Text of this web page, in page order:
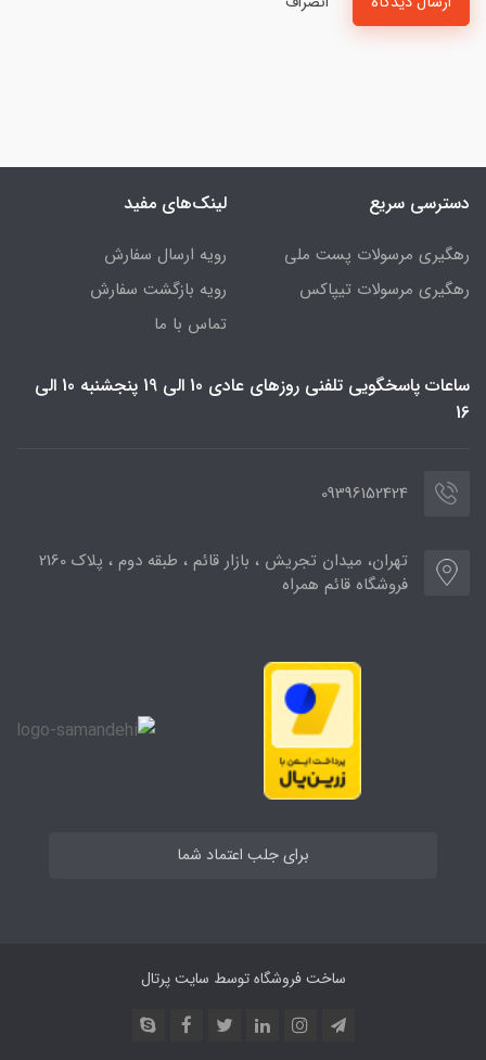
دسترسی سریع
رهگیری مرسولات پست ملی
رهگیری مرسولات تیپاکس
لینک‌های مفید
رویه ارسال سفارش
رویه بازگشت سفارش
تماس با ما
ساعات پاسخگویی تلفنی روزهای عادی 10 الی 19 پنجشنبه 10 الی
16
09396152424
تهران، میدان تجریش ، بازار قائم ، طبقه دوم ، پلاک 2160
فروشگاه قائم همراه
برای جلب اعتماد شما
ساخت فروشگاه توسط سایت پرتال